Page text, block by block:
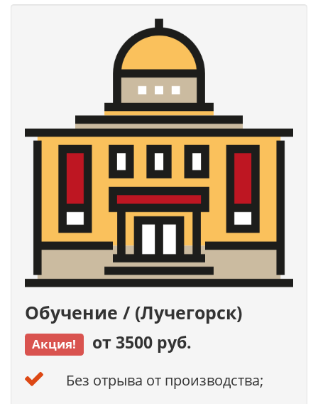
Обучение / (Лучегорск)
Акция! от 3500 руб.
Без отрыва от производства;